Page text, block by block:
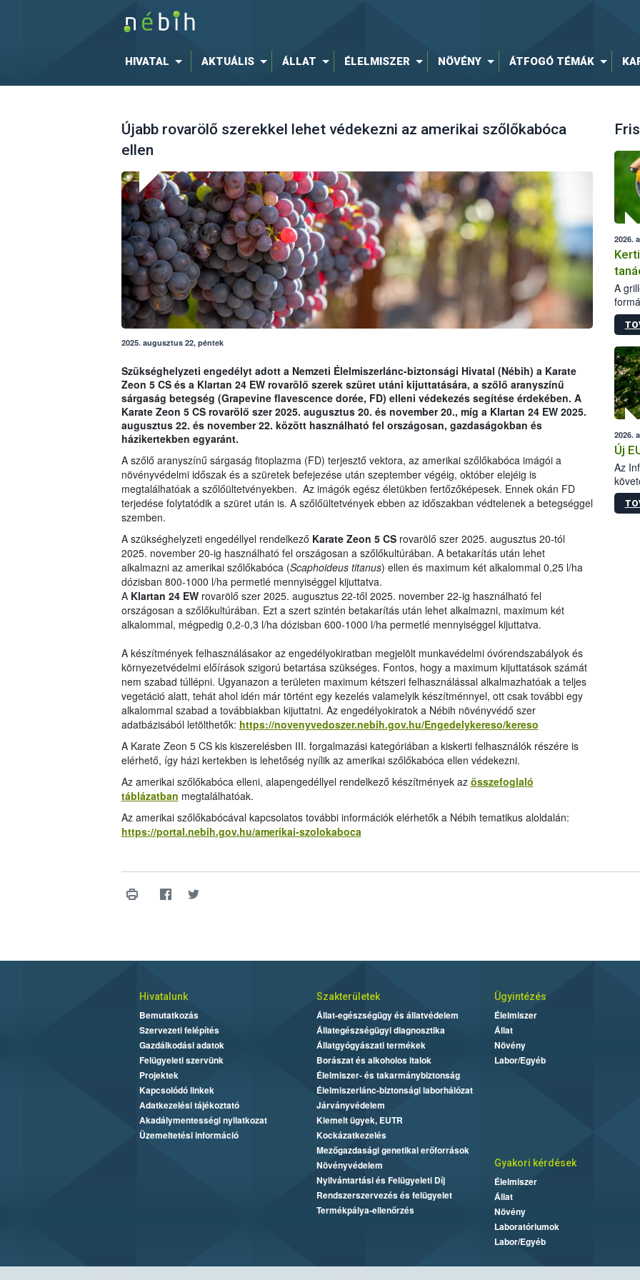
HIVATAL AKTUÁLIS ÁLLAT ÉLELMISZER NÖVÉNY ÁTFOGÓ TÉMÁK
Újabb rovarölő szerekkel lehet védekezni az amerikai szőlőkabóca
ellen
2025. augusztus 22, péntek
Szükséghelyzeti engedélyt adott a Nemzeti Élelmiszerlánc-biztonsági Hivatal (Nébih) a Karate
Zeon 5 CS és a Klartan 24 EW rovarölő szerek szüret utáni kijuttatására, a szőlő aranyszínű
sárgaság betegség (Grapevine flavescence dorée, FD) elleni védekezés segítése érdekében. A
Karate Zeon 5 CS rovarölő szer 2025. augusztus 20. és november 20., míg a Klartan 24 EW 2025.
augusztus 22. és november 22. között használható fel országosan, gazdaságokban és
házikertekben egyaránt.
A szőlő aranyszínű sárgaság fitoplazma (FD) terjesztő vektora, az amerikai szőlőkabóca imágói a
növényvédelmi időszak és a szüretek befejezése után szeptember végéig, október elejéig is
megtalálhatóak a szőlőültetvényekben. Az imágók egész életükben fertőzőképesek. Ennek okán FD
terjedése folytatódik a szüret után is. A szőlőültetvények ebben az időszakban védtelenek a betegséggel
szemben.
A szükséghelyzeti engedéllyel rendelkező Karate Zeon 5 CSrovarölő szer 2025. augusztus 20-tól
2025. november 20-ig használható fel országosan a szőlőkultúrában. A betakarítás után lehet
alkalmazni az amerikai szőlőkabóca (Scaphoideus titanus) ellen és maximum két alkalommal 0,25 l/ha
dózisban 800-1000 l/ha permetlé mennyiséggel kijuttatva.
A Klartan 24 EWrovarölő szer 2025. augusztus 22-től 2025. november 22-ig használható fel
országosan a szőlőkultúrában. Ezt a szert szintén betakarítás után lehet alkalmazni, maximum két
alkalommal, mégpedig 0,2-0,3 l/ha dózisban 600-1000 l/ha permetlé mennyiséggel kijuttatva.
A készítmények felhasználásakor az engedélyokiratban megjelölt munkavédelmi óvórendszabályok és
környezetvédelmi előírások szigorú betartása szükséges. Fontos, hogy a maximum kijuttatások számát
nem szabad túllépni. Ugyanazon a területen maximum kétszeri felhasználással alkalmazhatóak a teljes
vegetáció alatt, tehát ahol idén már történt egy kezelés valamelyik készítménnyel, ott csak további egy
alkalommal szabad a továbbiakban kijuttatni. Az engedélyokiratok a Nébih növényvédő szer
adatbázisából letölthetők: https://novenyvedoszer.nebih.gov.hu/Engedelykereso/kereso
A Karate Zeon 5 CS kis kiszerelésben III. forgalmazási kategóriában a kiskerti felhasználók részére is
elérhető, így házi kertekben is lehetőség nyílik az amerikai szőlőkabóca ellen védekezni.
Az amerikai szőlőkabóca elleni, alapengedéllyel rendelkező készítmények az összefoglaló
táblázatban megtalálhatóak.
Az amerikai szőlőkabócával kapcsolatos további információk elérhetők a Nébih tematikus aloldalán:
https://portal.nebih.gov.hu/amerikai-szolokaboca
2026.
A
a
2026.
Új
Az
Hivatalunk
Bemutatkozás
Szervezeti felépítés
Gazdálkodási adatok
Felügyeleti szervünk
Projektek
Kapcsolódó linkek
Adatkezelési tájékoztató
Akadálymentességi nyilatkozat
Üzemeltetési információ
Szakterületek
Állat-egészségügy és állatvédelem
Állategészségügyi diagnosztika
Állatgyógyászati termékek
Borászat és alkoholos italok
Élelmiszer- és takarmánybiztonság
Élelmiszerlánc-biztonsági laborhálózat
Járványvédelem
Kiemelt ügyek, EUTR
Kockázatkezelés
Mezőgazdasági genetikai erőforrások
Növényvédelem
Nyilvántartási és Felügyeleti Díj
Rendszerszervezés és felügyelet
Termékpálya-ellenőrzés
Ügyintézés
Élelmiszer
Állat
Növény
Labor/Egyéb
Gyakori kérdések
Élelmiszer
Állat
Növény
Laboratóriumok
Labor/Egyéb